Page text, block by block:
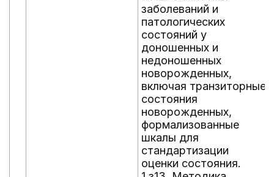
заболеваний и
патологических
состояний у
доношенных и
недоношенных
новорожденных,
включая транзиторные
состояния
новорожденных,
формализованные
шкалы для
стандартизации
оценки состояния.